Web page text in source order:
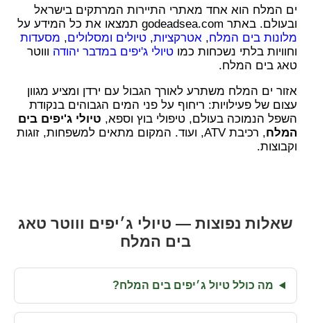
ים המלח הוא אחד מאתרי התיירות המרתקים בישראל
ובעולם. באתר godeadsea.com תמצאו את כל המידע על
מלונות בים המלח, אטרקציות, טיולים ומסלולים, מסעדות
וחוויות בלתי נשכחות כמו טיולי ג'יפים במדבר יהודה וווטר
טאג בים המלח.
אזור ים המלח משתרע לאורך הגבול עם ירדן ומציע מגוון
עצום של פעילויות: ריחוף על פני המים הגבוהים בנקודת
השפל הנמוכה בעולם, טיפולי בוץ וספא, טיולי ג'יפים בים
המלח
, רכיבת ATV, ועוד. המקום מתאים למשפחות, זוגות
וקבוצות.
שאלות נפוצות — טיולי ג׳יפים וווטר טאג
בים המלח
מה כולל טיול ג׳יפים בים המלח?